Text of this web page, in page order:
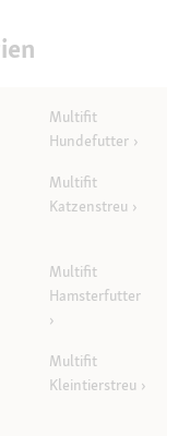
Multifit
Hundefutter
Multifit
Katzenstreu
Multifit
Hamsterfutter
Multifit
Kleintierstreu